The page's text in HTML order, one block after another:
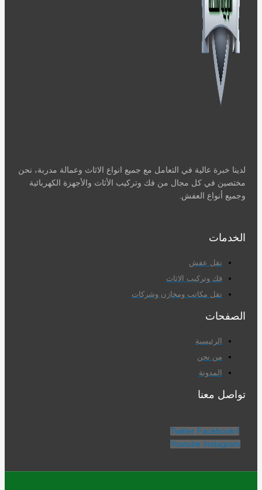
لدينا خبرة عالية في التعامل مع جميع انواع الاثاث وعمالة مدربة، نحن
مختصين في كل مجال من فك وتركيب الأثاث والأجهزة الكهربائية
وجميع أنواع العفش.
الخدمات​
نقل عفش
فك وتركيب الاثاث
نقل مكاتب ومخازن وشركات
الصفحات
الرئيسية
من نحن
المدونة
تواصل معنا​
Twitter Facebook-f
Youtube Instagram